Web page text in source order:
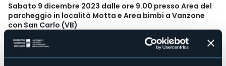
Sabato 9 dicembre 2023 dalle ore 9.00 presso Area del
parcheggio in località Motta e Area bimbi a Vanzone
con San Carlo (VB)
Villaggio di Natale allestito nell'Area del parcheggio in
località Motta con Mercatini degli Hobbisti, punto di ristoro
a cura del gruppo degli Apini di Vanzone e presso l'Area